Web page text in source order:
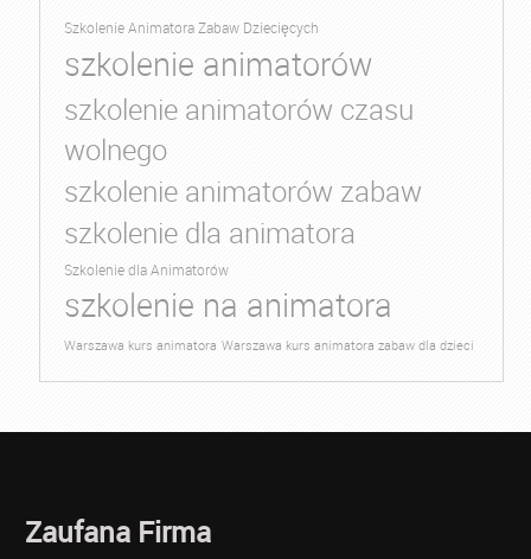
Szkolenie Animatora Zabaw Dziecięcych
szkolenie animatorów
szkolenie animatorów czasu
wolnego
szkolenie animatorów zabaw
szkolenie dla animatora
Szkolenie dla Animatorów
szkolenie na animatora
Warszawa kurs animatora Warszawa kurs animatora zabaw dla dzieci
Zaufana Firma